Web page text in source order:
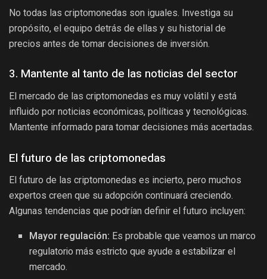
No todas las criptomonedas son iguales. Investiga su
propósito, el equipo detrás de ellas y su historial de
precios antes de tomar decisiones de inversión.
3. Mantente al tanto de las noticias del sector
El mercado de las criptomonedas es muy volátil y está
influido por noticias económicas, políticas y tecnológicas.
Mantente informado para tomar decisiones más acertadas.
El futuro de las criptomonedas
El futuro de las criptomonedas es incierto, pero muchos
expertos creen que su adopción continuará creciendo.
Algunas tendencias que podrían definir el futuro incluyen:
Mayor regulación: Es probable que veamos un marco
regulatorio más estricto que ayude a estabilizar el
mercado.